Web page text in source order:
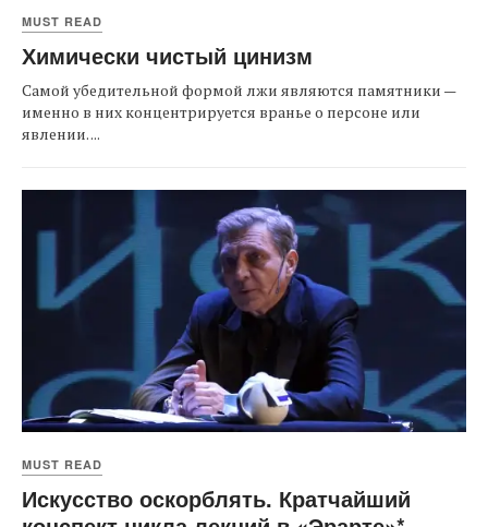
MUST READ
Химически чистый цинизм
Самой убедительной формой лжи являются памятники —
именно в них концентрируется вранье о персоне или
явлении. ...
MUST READ
Искусство оскорблять. Кратчайший